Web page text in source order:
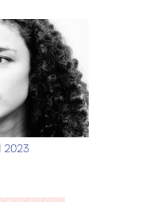
2023